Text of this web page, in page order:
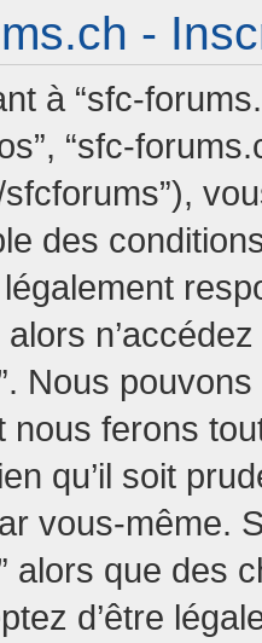
-
à “sfc-
“sfc-
des
légalement
Nous
nous ferons
qu’il soit
vous-même.
alors que des
d’être